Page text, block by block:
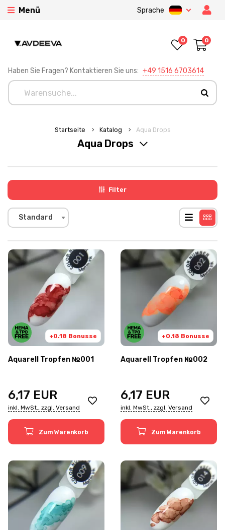
Menü Sprache
Haben Sie Fragen? Kontaktieren Sie uns: +49 1516 6703614
0 0
Startseite Katalog Aqua Drops
Aqua Drops
Filter
Standard
+0.18 Bonusse
Aquarell Tropfen №001
6,17 EUR
inkl. MwSt., zzgl. Versand
Zum Warenkorb
+0.18 Bonusse
Aquarell Tropfen №002
6,17 EUR
inkl. MwSt., zzgl. Versand
Zum Warenkorb